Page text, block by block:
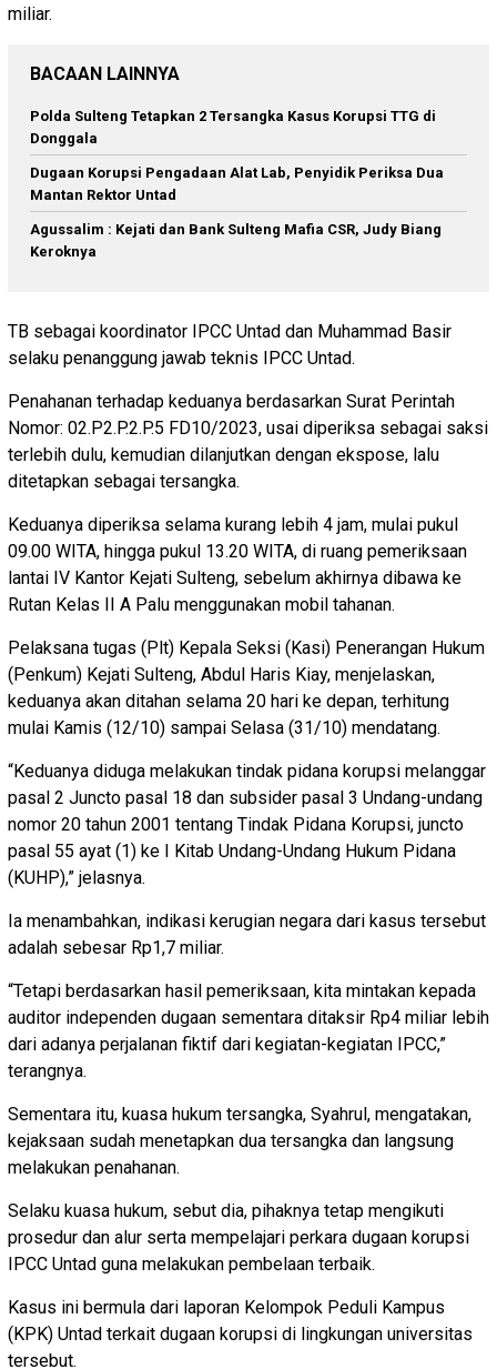
miliar.
BACAAN LAINNYA
Polda Sulteng Tetapkan 2 Tersangka Kasus Korupsi TTG di
Donggala
Dugaan Korupsi Pengadaan Alat Lab, Penyidik Periksa Dua
Mantan Rektor Untad
Agussalim : Kejati dan Bank Sulteng Mafia CSR, Judy Biang
Keroknya
TB sebagai koordinator IPCC Untad dan Muhammad Basir
selaku penanggung jawab teknis IPCC Untad.
Penahanan terhadap keduanya berdasarkan Surat Perintah
Nomor: 02.P2.P.2.P.5 FD10/2023, usai diperiksa sebagai saksi
terlebih dulu, kemudian dilanjutkan dengan ekspose, lalu
ditetapkan sebagai tersangka.
Keduanya diperiksa selama kurang lebih 4 jam, mulai pukul
09.00 WITA, hingga pukul 13.20 WITA, di ruang pemeriksaan
lantai IV Kantor Kejati Sulteng, sebelum akhirnya dibawa ke
Rutan Kelas II A Palu menggunakan mobil tahanan.
Pelaksana tugas (Plt) Kepala Seksi (Kasi) Penerangan Hukum
(Penkum) Kejati Sulteng, Abdul Haris Kiay, menjelaskan,
keduanya akan ditahan selama 20 hari ke depan, terhitung
mulai Kamis (12/10) sampai Selasa (31/10) mendatang.
“Keduanya diduga melakukan tindak pidana korupsi melanggar
pasal 2 Juncto pasal 18 dan subsider pasal 3 Undang-undang
nomor 20 tahun 2001 tentang Tindak Pidana Korupsi, juncto
pasal 55 ayat (1) ke I Kitab Undang-Undang Hukum Pidana
(KUHP),” jelasnya.
Ia menambahkan, indikasi kerugian negara dari kasus tersebut
adalah sebesar Rp1,7 miliar.
“Tetapi berdasarkan hasil pemeriksaan, kita mintakan kepada
auditor independen dugaan sementara ditaksir Rp4 miliar lebih
dari adanya perjalanan fiktif dari kegiatan-kegiatan IPCC,”
terangnya.
Sementara itu, kuasa hukum tersangka, Syahrul, mengatakan,
kejaksaan sudah menetapkan dua tersangka dan langsung
melakukan penahanan.
Selaku kuasa hukum, sebut dia, pihaknya tetap mengikuti
prosedur dan alur serta mempelajari perkara dugaan korupsi
IPCC Untad guna melakukan pembelaan terbaik.
Kasus ini bermula dari laporan Kelompok Peduli Kampus
(KPK) Untad terkait dugaan korupsi di lingkungan universitas
tersebut.